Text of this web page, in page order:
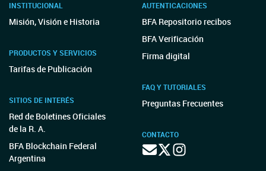
INSTITUCIONAL
Misión, Visión e Historia
PRODUCTOS Y SERVICIOS
Tarifas de Publicación
SITIOS DE INTERÉS
Red de Boletines Oficiales
de la R. A.
BFA Blockchain Federal
Argentina
AUTENTICACIONES
BFA Repositorio recibos
BFA Verificación
Firma digital
FAQ Y TUTORIALES
Preguntas Frecuentes
CONTACTO